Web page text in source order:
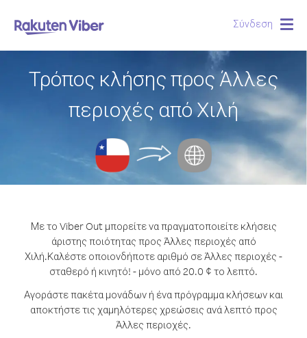
Σύνδεση
Τρόπος κλήσης προς Άλλες
περιοχές από Χιλή
Με το Viber Out μπορείτε να πραγματοποιείτε κλήσεις
άριστης ποιότητας προς Άλλες περιοχές από
Χιλή.Καλέστε οποιονδήποτε αριθμό σε Άλλες περιοχές -
σταθερό ή κινητό! - μόνο από 20.0 ¢ το λεπτό.
Αγοράστε πακέτα μονάδων ή ένα πρόγραμμα κλήσεων και
αποκτήστε τις χαμηλότερες χρεώσεις ανά λεπτό προς
Άλλες περιοχές.